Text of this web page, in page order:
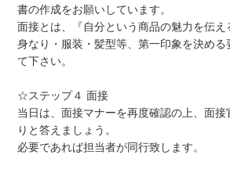
書の作成をお願いしています。
面接とは、『自分という商品の魅力を伝え
身なり・服装・髪型等、第一印象を決め
て下さい。
☆ステップ４ 面接
当日は、面接マナーを再度確認の上、面
りと答えましょう。
必要であれば担当者が同行致します。